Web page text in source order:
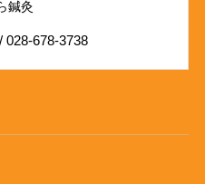
鍼灸
028-678-3738